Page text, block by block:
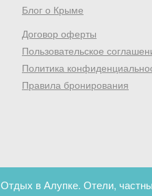
Блог о Крыме
Договор оферты
Пользовательское
Политика
Правила бронирования
Отдых в Алупке. Отели,